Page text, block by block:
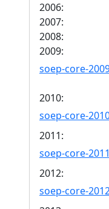
2006:
2007:
2008:
2009:
soep-core-
2010:
soep-core-
2011:
soep-core-
2012:
soep-core-